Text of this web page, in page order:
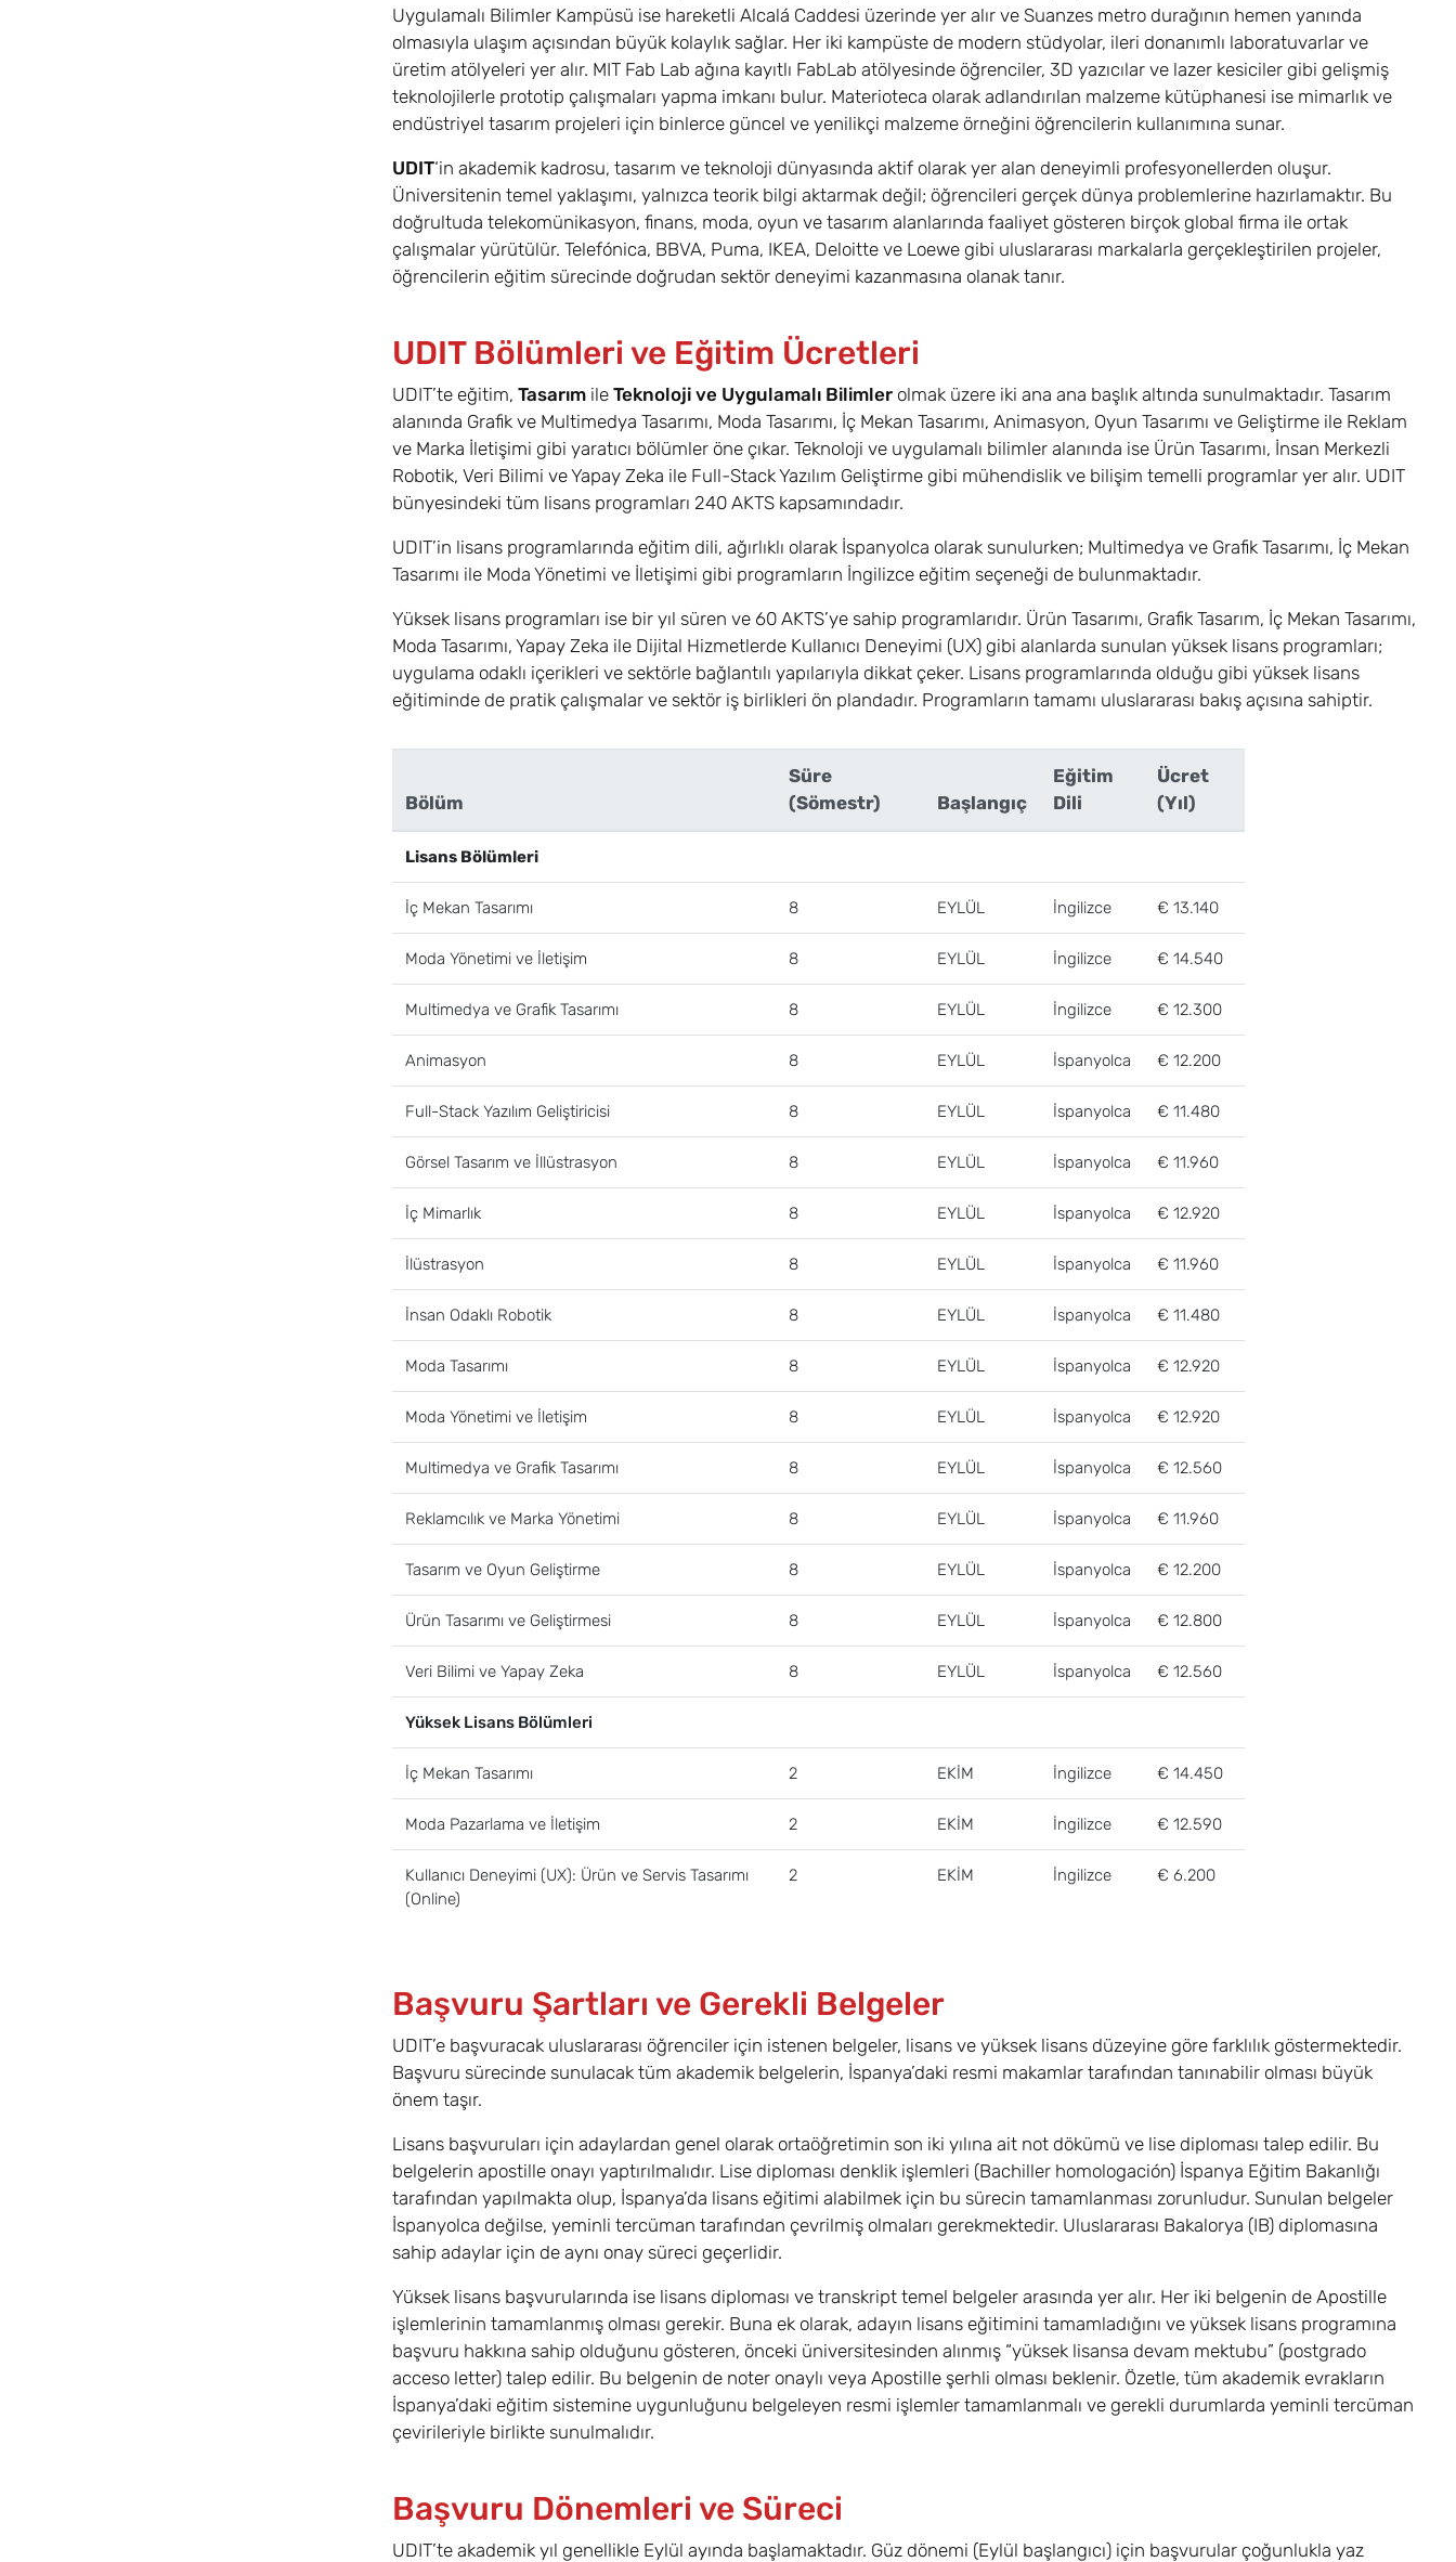
Uygulamalı Bilimler Kampüsü ise hareketli Alcalá Caddesi üzerinde yer alır ve Suanzes metro durağının hemen yanında
olmasıyla ulaşım açısından büyük kolaylık sağlar. Her iki kampüste de modern stüdyolar, ileri donanımlı laboratuvarlar ve
üretim atölyeleri yer alır. MIT Fab Lab ağına kayıtlı FabLab atölyesinde öğrenciler, 3D yazıcılar ve lazer kesiciler gibi gelişmiş
teknolojilerle prototip çalışmaları yapma imkanı bulur. Materioteca olarak adlandırılan malzeme kütüphanesi ise mimarlık ve
endüstriyel tasarım projeleri için binlerce güncel ve yenilikçi malzeme örneğini öğrencilerin kullanımına sunar.
UDIT‘in akademik kadrosu, tasarım ve teknoloji dünyasında aktif olarak yer alan deneyimli profesyonellerden oluşur.
Üniversitenin temel yaklaşımı, yalnızca teorik bilgi aktarmak değil; öğrencileri gerçek dünya problemlerine hazırlamaktır. Bu
doğrultuda telekomünikasyon, finans, moda, oyun ve tasarım alanlarında faaliyet gösteren birçok global firma ile ortak
çalışmalar yürütülür. Telefónica, BBVA, Puma, IKEA, Deloitte ve Loewe gibi uluslararası markalarla gerçekleştirilen projeler,
öğrencilerin eğitim sürecinde doğrudan sektör deneyimi kazanmasına olanak tanır.
UDIT Bölümleri ve Eğitim Ücretleri
UDIT’te eğitim, Tasarım ile Teknoloji ve Uygulamalı Bilimler olmak üzere iki ana ana başlık altında sunulmaktadır. Tasarım
alanında Grafik ve Multimedya Tasarımı, Moda Tasarımı, İç Mekan Tasarımı, Animasyon, Oyun Tasarımı ve Geliştirme ile Reklam
ve Marka İletişimi gibi yaratıcı bölümler öne çıkar. Teknoloji ve uygulamalı bilimler alanında ise Ürün Tasarımı, İnsan Merkezli
Robotik, Veri Bilimi ve Yapay Zeka ile Full-Stack Yazılım Geliştirme gibi mühendislik ve bilişim temelli programlar yer alır. UDIT
bünyesindeki tüm lisans programları 240 AKTS kapsamındadır.
UDIT’in lisans programlarında eğitim dili, ağırlıklı olarak İspanyolca olarak sunulurken; Multimedya ve Grafik Tasarımı, İç Mekan
Tasarımı ile Moda Yönetimi ve İletişimi gibi programların İngilizce eğitim seçeneği de bulunmaktadır.
Yüksek lisans programları ise bir yıl süren ve 60 AKTS’ye sahip programlarıdır. Ürün Tasarımı, Grafik Tasarım, İç Mekan Tasarımı,
Moda Tasarımı, Yapay Zeka ile Dijital Hizmetlerde Kullanıcı Deneyimi (UX) gibi alanlarda sunulan yüksek lisans programları;
uygulama odaklı içerikleri ve sektörle bağlantılı yapılarıyla dikkat çeker. Lisans programlarında olduğu gibi yüksek lisans
eğitiminde de pratik çalışmalar ve sektör iş birlikleri ön plandadır. Programların tamamı uluslararası bakış açısına sahiptir.
Bölüm
Süre
(Sömestr)
Başlangıç
Eğitim
Dili
Ücret
(Yıl)
Lisans Bölümleri
İç Mekan Tasarımı 8 EYLÜL İngilizce € 13.140
Moda Yönetimi ve İletişim 8 EYLÜL İngilizce € 14.540
Multimedya ve Grafik Tasarımı 8 EYLÜL İngilizce € 12.300
Animasyon 8 EYLÜL İspanyolca € 12.200
Full-Stack Yazılım Geliştiricisi 8 EYLÜL İspanyolca € 11.480
Görsel Tasarım ve İllüstrasyon 8 EYLÜL İspanyolca € 11.960
İç Mimarlık 8 EYLÜL İspanyolca € 12.920
İlüstrasyon 8 EYLÜL İspanyolca € 11.960
İnsan Odaklı Robotik 8 EYLÜL İspanyolca € 11.480
Moda Tasarımı 8 EYLÜL İspanyolca € 12.920
Moda Yönetimi ve İletişim 8 EYLÜL İspanyolca € 12.920
Multimedya ve Grafik Tasarımı 8 EYLÜL İspanyolca € 12.560
Reklamcılık ve Marka Yönetimi 8 EYLÜL İspanyolca € 11.960
Tasarım ve Oyun Geliştirme 8 EYLÜL İspanyolca € 12.200
Ürün Tasarımı ve Geliştirmesi 8 EYLÜL İspanyolca € 12.800
Veri Bilimi ve Yapay Zeka 8 EYLÜL İspanyolca € 12.560
Yüksek Lisans Bölümleri
İç Mekan Tasarımı 2 EKİM İngilizce € 14.450
Moda Pazarlama ve İletişim 2 EKİM İngilizce € 12.590
Kullanıcı Deneyimi (UX): Ürün ve Servis Tasarımı
(Online)
2 EKİM İngilizce € 6.200
Başvuru Şartları ve Gerekli Belgeler
UDIT’e başvuracak uluslararası öğrenciler için istenen belgeler, lisans ve yüksek lisans düzeyine göre farklılık göstermektedir.
Başvuru sürecinde sunulacak tüm akademik belgelerin, İspanya’daki resmi makamlar tarafından tanınabilir olması büyük
önem taşır.
Lisans başvuruları için adaylardan genel olarak ortaöğretimin son iki yılına ait not dökümü ve lise diploması talep edilir. Bu
belgelerin apostille onayı yaptırılmalıdır. Lise diploması denklik işlemleri (Bachiller homologación) İspanya Eğitim Bakanlığı
tarafından yapılmakta olup, İspanya’da lisans eğitimi alabilmek için bu sürecin tamamlanması zorunludur. Sunulan belgeler
İspanyolca değilse, yeminli tercüman tarafından çevrilmiş olmaları gerekmektedir. Uluslararası Bakalorya (IB) diplomasına
sahip adaylar için de aynı onay süreci geçerlidir.
Yüksek lisans başvurularında ise lisans diploması ve transkript temel belgeler arasında yer alır. Her iki belgenin de Apostille
işlemlerinin tamamlanmış olması gerekir. Buna ek olarak, adayın lisans eğitimini tamamladığını ve yüksek lisans programına
başvuru hakkına sahip olduğunu gösteren, önceki üniversitesinden alınmış “yüksek lisansa devam mektubu” (postgrado
acceso letter) talep edilir. Bu belgenin de noter onaylı veya Apostille şerhli olması beklenir. Özetle, tüm akademik evrakların
İspanya’daki eğitim sistemine uygunluğunu belgeleyen resmi işlemler tamamlanmalı ve gerekli durumlarda yeminli tercüman
çevirileriyle birlikte sunulmalıdır.
Başvuru Dönemleri ve Süreci
UDIT’te akademik yıl genellikle Eylül ayında başlamaktadır. Güz dönemi (Eylül başlangıcı) için başvurular çoğunlukla yaz